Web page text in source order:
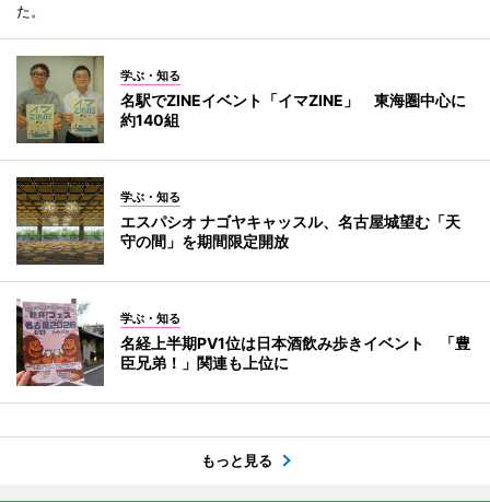
た。
学ぶ・知る
名駅でZINEイベント「イマZINE」 東海圏中心に
約140組
学ぶ・知る
エスパシオ ナゴヤキャッスル、名古屋城望む「天
守の間」を期間限定開放
学ぶ・知る
名経上半期PV1位は日本酒飲み歩きイベント 「豊
臣兄弟！」関連も上位に
もっと見る